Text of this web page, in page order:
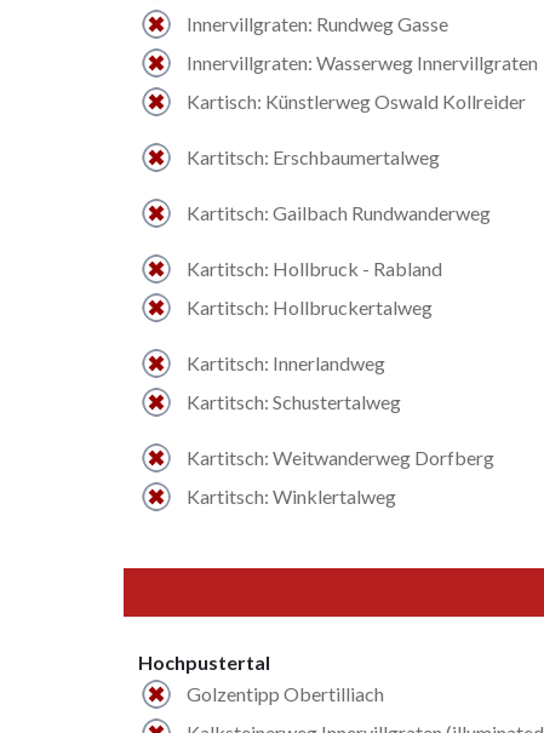
Innervillgraten: Rundweg Gasse
Innervillgraten: Wasserweg Innervillgraten
Kartisch: Künstlerweg Oswald Kollreider
Kartitsch: Erschbaumertalweg
Kartitsch: Gailbach Rundwanderweg
Kartitsch: Hollbruck - Rabland
Kartitsch: Hollbruckertalweg
Kartitsch: Innerlandweg
Kartitsch: Schustertalweg
Kartitsch: Weitwanderweg Dorfberg
Kartitsch: Winklertalweg
Hochpustertal
Golzentipp Obertilliach